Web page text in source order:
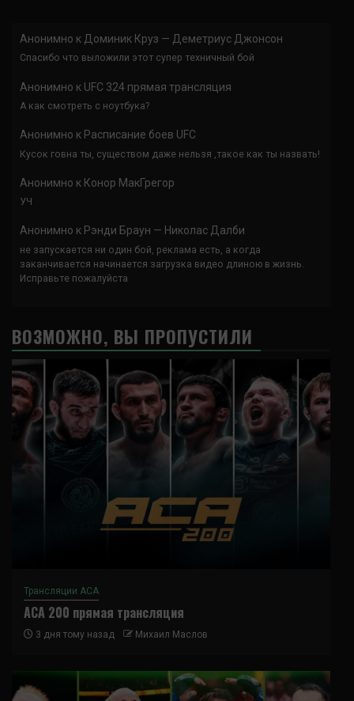
Анонимно к Доминик Круз — Деметриус Джонсон
Спасибо что выложили этот супер техничный бой
Анонимно к UFC 324 прямая трансляция
А как смотреть с ноутбука?
Анонимно к Расписание боев UFC
Кусок говна ты, существом даже нельзя ,такое как ты назвать!
Анонимно к Конор МакГрегор
УЧ
Анонимно к Рэнди Браун — Николас Далби
не запускается ни один бой, реклама есть, а когда
заканчивается начинается загрузка видео длиною в жизнь.
Исправьте пожалуйста
ВОЗМОЖНО, ВЫ ПРОПУСТИЛИ
Трансляции ACA
ACA 200 прямая трансляция
3 дня тому назад Михаил Маслов